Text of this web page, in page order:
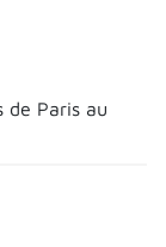
de Paris au